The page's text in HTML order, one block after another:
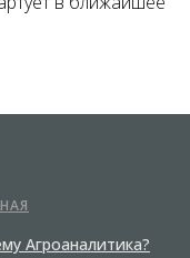
Агроаналитика?